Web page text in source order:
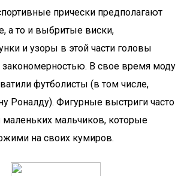
прически предполагают
а то и выбритые виски,
и узоры в этой части головы
закономерностью. В свое время моду
футболисты (в том числе,
Роналду). Фигурные выстриги часто
мальчиков, которые
на своих кумиров.